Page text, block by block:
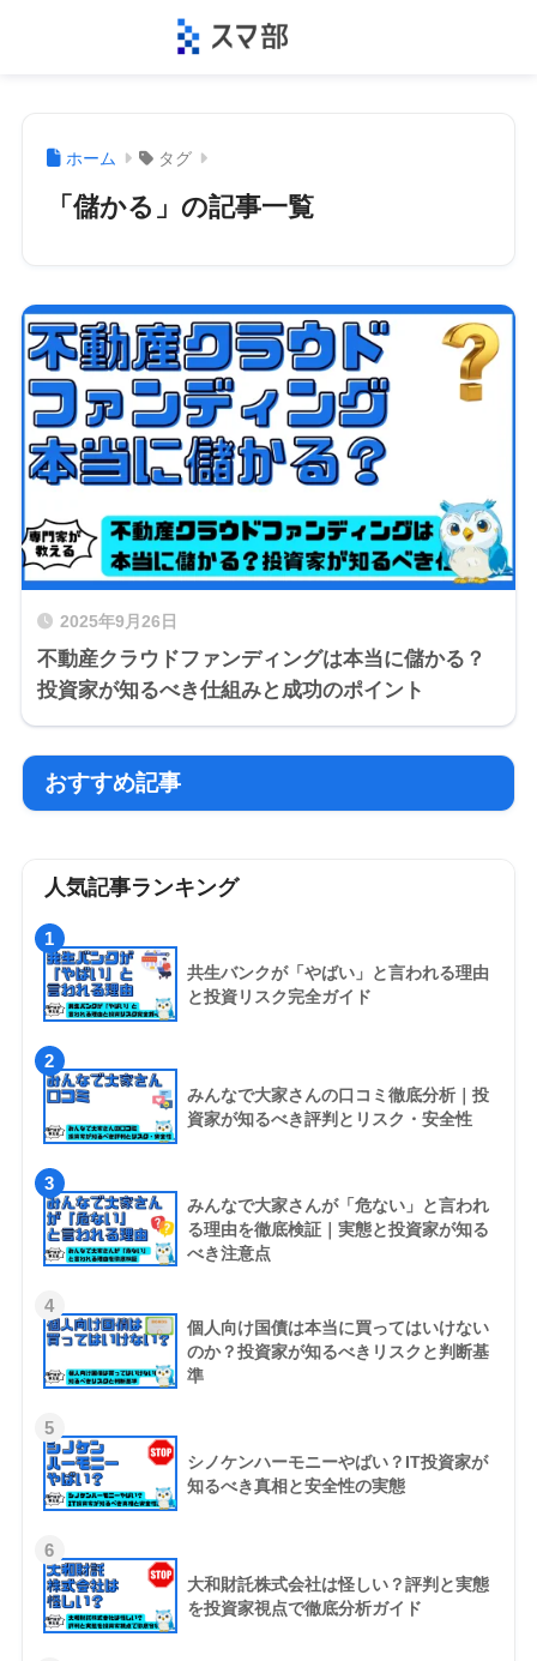
ホーム タグ
「儲かる」の記事一覧
2025年9月26日
不動産クラウドファンディングは本当に儲かる？
投資家が知るべき仕組みと成功のポイント
おすすめ記事
人気記事ランキング
1
共生バンクが「やばい」と言われる理由
と投資リスク完全ガイド
2
みんなで大家さんの口コミ徹底分析｜投
資家が知るべき評判とリスク・安全性
3
みんなで大家さんが「危ない」と言われ
る理由を徹底検証｜実態と投資家が知る
べき注意点
4
個人向け国債は本当に買ってはいけない
のか？投資家が知るべきリスクと判断基
準
5
シノケンハーモニーやばい？IT投資家が
知るべき真相と安全性の実態
6
大和財託株式会社は怪しい？評判と実態
を投資家視点で徹底分析ガイド